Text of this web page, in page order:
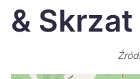
Italiano
& Skrzat